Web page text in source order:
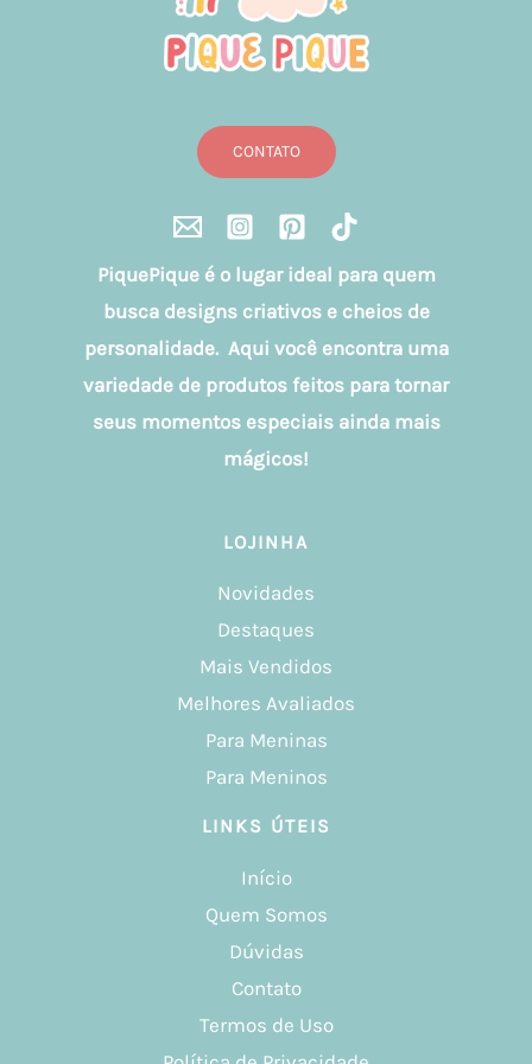
CONTATO
PiquePique é o lugar ideal para quem
busca designs criativos e cheios de
personalidade. Aqui você encontra uma
variedade de produtos feitos para tornar
seus momentos especiais ainda mais
mágicos!
LOJINHA
Novidades
Destaques
Mais Vendidos
Melhores Avaliados
Para Meninas
Para Meninos
LINKS ÚTEIS
Início
Quem Somos
Dúvidas
Contato
Termos de Uso